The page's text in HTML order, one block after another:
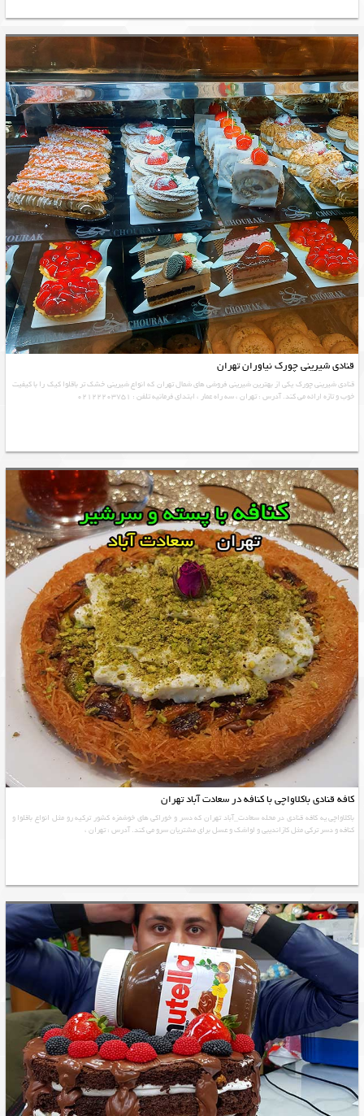
قنادی شیرینی چورک نیاوران تهران
قنادی شیرینی چورک یکی از بهترین شيريني فروشی های شمال تهران که انواع شیرینی خشک تر باقلوا کیک را با کیفیت
خوب و تازه ارائه می کند. آدرس : تهران ، سه راه عمار ، ابتدای فرمانيه تلفن : 02122203751
کافه قنادی باکلاواچی با کنافه در سعادت آباد تهران
باکلاواچی یه کافه قنادی در محله سعادت_آباد تهران که دسر و خوراکی های خوشمزه کشور ترکیه رو مثل انواع باقلوا و
کنافه و دسر ترکی مثل کازاندیبی و لواشک و عسل برای مشتریان سرو می کند. آدرس : تهران ،